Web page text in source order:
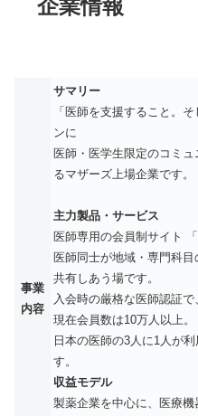
企業情報
事業
内容
サマリー
「医師を支援すること。
ンに
医師・医学生限定のコミ
るマザーズ上場企業です。
主力製品・サービス
医師専用の会員制サイト 「
医師同士が地域・専門科
共有しあう場です。
入会時の厳格な医師認証
現在会員数は10万人以上。
日本の医師の3人に1人が
す。
収益モデル
製薬企業を中心に、医療